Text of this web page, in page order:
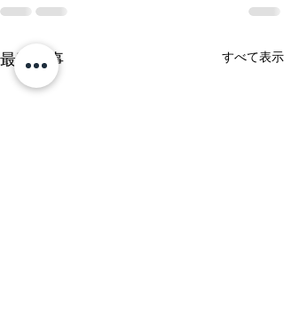
最新記事 すべて表示